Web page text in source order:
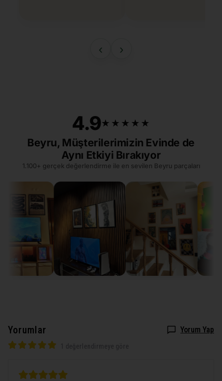
‹ ›
4.9★★★★★
★★★★★
Beyru, Müşterilerimizin Evinde de
Aynı Etkiyi Bırakıyor
1.100+ gerçek değerlendirme ile en sevilen Beyru parçaları
Yorumlar Yorum Yap